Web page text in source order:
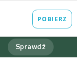
Sprawdź